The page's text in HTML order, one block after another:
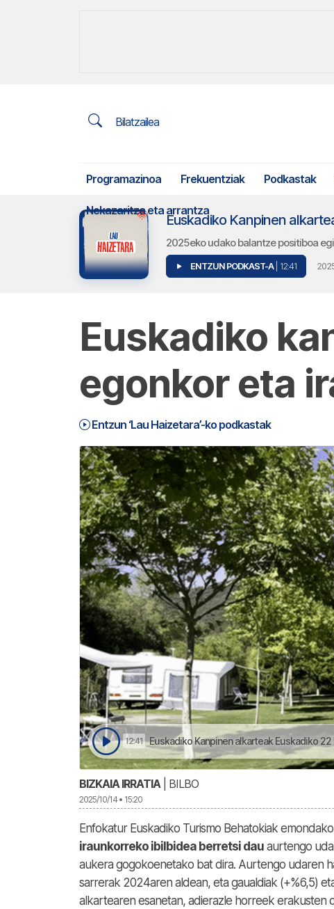
Bilatzailea
Programazinoa Frekuentziak Podkastak
Nekazaritza eta arrantza
Euskadiko Kanpinen
2025eko udako balantze positiboa
ENTZUN PODKAST-A | 12:41
Euskadiko
egonkor eta
Entzun ‘Lau Haizetara’-ko podkastak
12:41 Euskadiko Kanpinen alkarteak Euskadiko
BIZKAIA IRRATIA| BILBO
2025/10/14 • 15:20
Enfokatur Euskadiko Turismo Behatokiak
iraunkorreko ibilbidea berretsi dau aurtengo
aukera gogokoenetako bat dira. Aurtengo udaren
sarrerak 2024aren aldean, eta gaualdiak (+%6,5)
alkartearen esanetan, adierazle horreek